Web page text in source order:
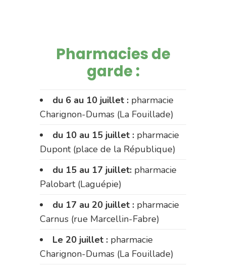
Pharmacies de
garde :
du 6 au 10 juillet : pharmacie
Charignon-Dumas (La Fouillade)
du 10 au 15 juillet : pharmacie
Dupont (place de la République)
du 15 au 17 juillet: pharmacie
Palobart (Laguépie)
du 17 au 20 juillet : pharmacie
Carnus (rue Marcellin-Fabre)
Le 20 juillet : pharmacie
Charignon-Dumas (La Fouillade)